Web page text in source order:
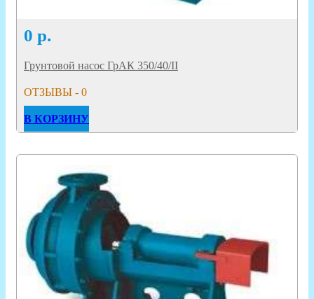
0 р.
Грунтовой насос ГрАК 350/40/II
ОТЗЫВЫ - 0
В КОРЗИНУ